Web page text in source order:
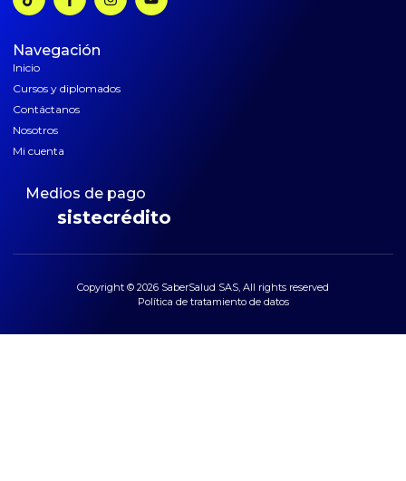
Navegación
Inicio
Cursos y diplomados
Contáctanos
Nosotros
Mi cuenta
Medios de pago
sistecrédito
Copyright © 2026 SaberSalud SAS, All rights reserved
Política de tratamiento de datos